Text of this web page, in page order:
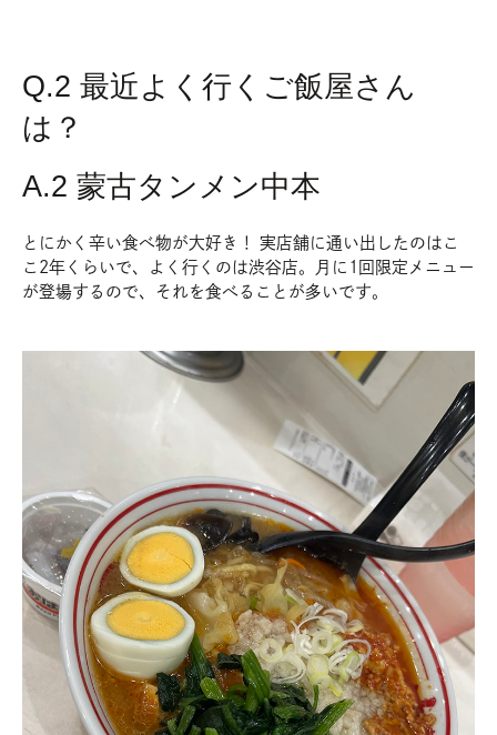
Q.2 最近よく行くご飯屋さん
は？
A.2 蒙古タンメン中本
とにかく辛い食べ物が大好き！ 実店舗に通い出したのはこ
こ2年くらいで、よく行くのは渋谷店。月に1回限定メニュー
が登場するので、それを食べることが多いです。